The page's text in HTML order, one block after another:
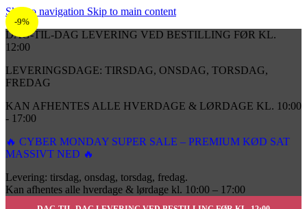
Skip to navigation Skip to main content
DAG-TIL-DAG LEVERING VED BESTILLING FØR KL.
12:00
LEVERINGSDAGE: TIRSDAG, ONSDAG, TORSDAG,
FREDAG
KAN AFHENTES ALLE HVERDAGE & LØRDAGE KL. 10:00
- 17:00
🔥 CYBER MONDAY SUPER SALE – PREMIUM KØD SAT
MASSIVT NED 🔥
Levering: tirsdag, onsdag, torsdag, fredag.
Kan afhentes alle hverdage & lørdage kl. 10:00 – 17:00
-9%